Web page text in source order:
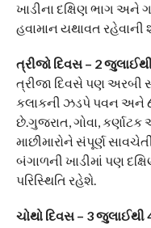
ખાડીના દક્ષિણ ભાગ અને
હવામાન યથાવત રહેવાની
ત્રીજો દિવસ – 2
ત્રીજા દિવસે પણ અરબી
કલાકની ઝડપે પવન અને
છે.ગુજરાત, ગોવા, કર્ણાટક
માછીમારોને સંપૂર્ણ
બંગાળની ખાડીમાં પણ
પરિસ્થિતિ રહેશે.
ચોથો દિવસ – 3 જુલાઈથી